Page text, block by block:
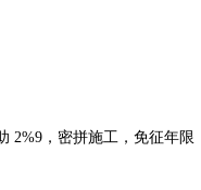
2%9，密拼施工，免征年限